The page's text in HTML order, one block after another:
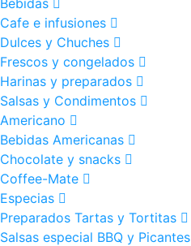
Cafe e infusiones
Dulces y Chuches
Frescos y congelados
Harinas y preparados
Salsas y Condimentos
Americano
Bebidas Americanas
Chocolate y snacks
Coffee-Mate
Especias
Preparados Tartas y Tortitas
Salsas especial BBQ y Picantes